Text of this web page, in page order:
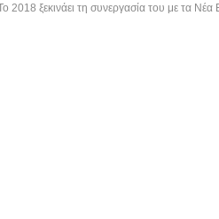
2018 ξεκινάει τη συνεργασία του με τα